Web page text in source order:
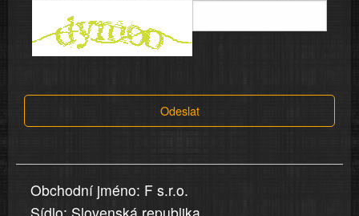
informace
v
jsou
přesná
Odeslat
Obchodní jméno: F s.r.o.